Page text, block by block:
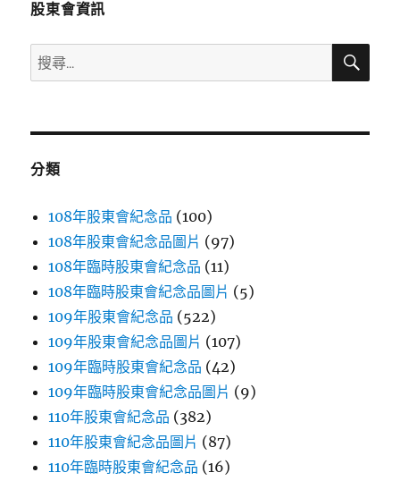
精〉
股東會資訊
搜
尋
鍵
搜
分類
108年股東會紀念品 (100)
108年股東會紀念品圖片 (97)
108年臨時股東會紀念品 (11)
108年臨時股東會紀念品圖片 (5)
109年股東會紀念品 (522)
109年股東會紀念品圖片 (107)
109年臨時股東會紀念品 (42)
109年臨時股東會紀念品圖片 (9)
110年股東會紀念品 (382)
110年股東會紀念品圖片 (87)
110年臨時股東會紀念品 (16)